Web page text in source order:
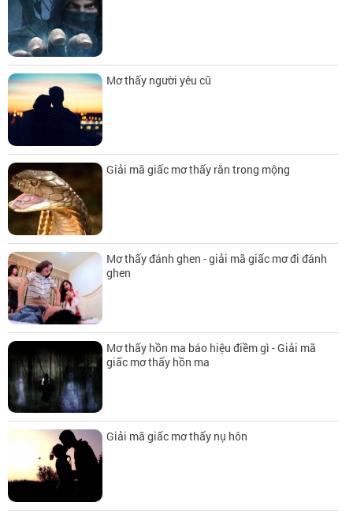
Mơ thấy người yêu cũ
Giải mã giấc mơ thấy rắn trong mộng
Mơ thấy đánh ghen - giải mã giấc mơ đi đánh
ghen
Mơ thấy hồn ma báo hiệu điềm gì - Giải mã
giấc mơ thấy hồn ma
Giải mã giấc mơ thấy nụ hôn